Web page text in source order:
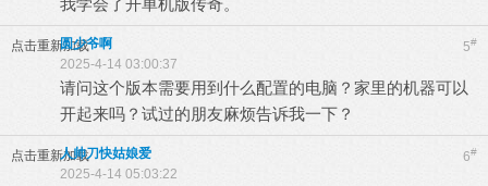
我学会了开单机版传奇。
点击重新加载 5#
圆少爷啊
2025-4-14 03:00:37
请问这个版本需要用到什么配置的电脑？家里的机器可以
开起来吗？试过的朋友麻烦告诉我一下？
点击重新加载 6#
人帅刀快姑娘爱
2025-4-14 05:03:22